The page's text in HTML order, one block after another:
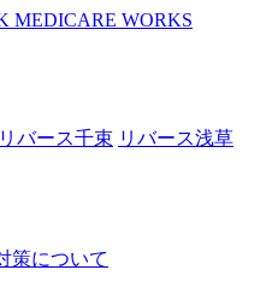
リバース千束 リバース浅草